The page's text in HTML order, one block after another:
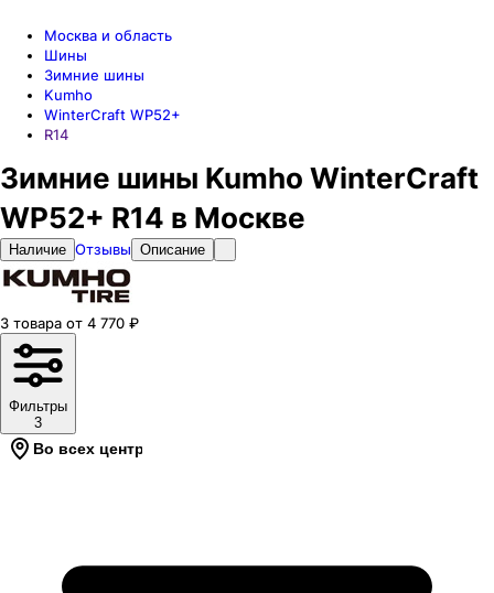
Москва и область
Шины
Зимние шины
Kumho
WinterCraft WP52+
R14
Зимние шины Kumho WinterCraft
WP52+ R14 в Москве
Наличие Отзывы Описание
3 товара от 4 770 ₽
Фильтры
3
Во всех центрах